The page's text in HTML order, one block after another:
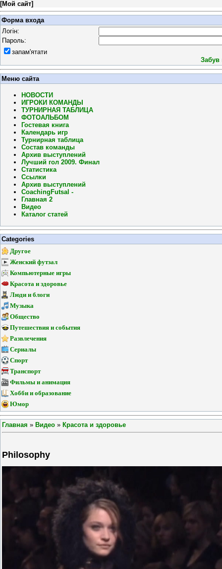
[Мой сайт]
Форма входа
Логін:
Пароль:
запам'ятати
Забув
Меню сайта
НОВОСТИ
ИГРОКИ КОМАНДЫ
ТУРНИРНАЯ ТАБЛИЦА
ФОТОАЛЬБОМ
Гостевая книга
Календарь игр
Турнирная таблица
Состав команды
Архив выступлений
Лучший гол 2009. Финал
Статистика
Ссылки
Архив выступлений
CoachingFutsal -
Главная 2
Видео
Каталог статей
Categories
Другое
Женский футзал
Компьютерные игры
Красота и здоровье
Люди и блоги
Музыка
Общество
Путешествия и события
Развлечения
Сериалы
Спорт
Транспорт
Фильмы и анимация
Хобби и образование
Юмор
Главная » Видео » Красота и здоровье
Philosophy